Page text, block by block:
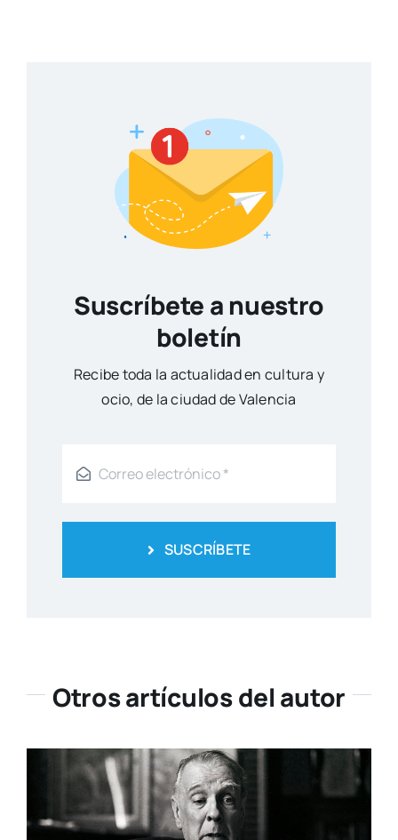
Suscríbete a nuestro
boletín
Reci­be toda la actua­li­dad en cul­tu­ra y
ocio, de la ciu­dad de Valen­cia
SUSCRÍBETE
Otros artículos del autor